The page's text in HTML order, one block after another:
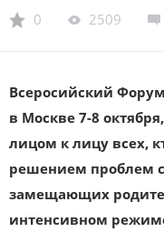
0 2509
Всеросийский
в Москве 7-8
лицом к лицу всех,
решением проблем
замещающих
интенсивном